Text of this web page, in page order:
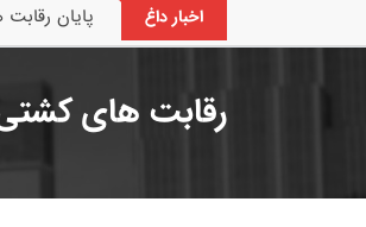
اخبار داغ پایان
رقابت های کشتی